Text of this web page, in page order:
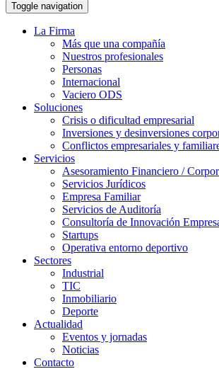
Toggle navigation
La Firma
Más que una compañía
Nuestros profesionales
Personas
Internacional
Vaciero ODS
Soluciones
Crisis o dificultad empresarial
Inversiones y desinversiones
Conflictos empresariales y
Servicios
Asesoramiento Financiero /
Servicios Jurídicos
Empresa Familiar
Servicios de Auditoría
Consultoría de Innovación
Startups
Operativa entorno deportivo
Sectores
Industrial
TIC
Inmobiliario
Deporte
Actualidad
Eventos y jornadas
Noticias
Contacto